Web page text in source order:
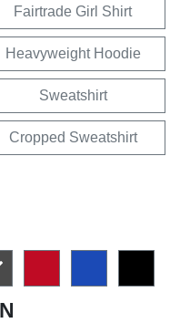
Fairtrade Girl Shirt
Heavyweight Hoodie
Sweatshirt
Cropped Sweatshirt